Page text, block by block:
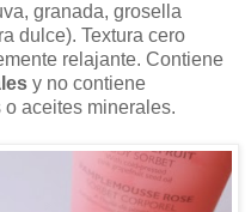
granada, grosella
dulce). Textura cero
relajante. Contiene
y no contiene
aceites minerales.